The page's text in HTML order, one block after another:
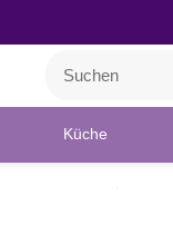
Küche